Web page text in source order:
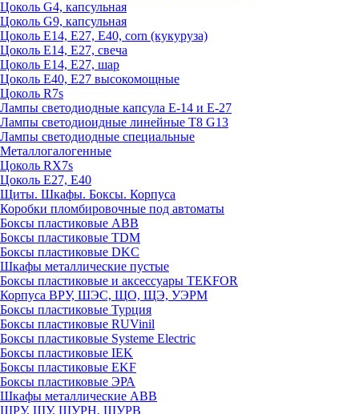
Цоколь G4, капсульная
Цоколь G9, капсульная
Цоколь Е14, Е27, Е40, corn (кукуруза)
Цоколь Е14, Е27, свеча
Цоколь Е14, Е27, шар
Цоколь Е40, Е27 высокомощные
Цоколь R7s
Лампы светодиодные капсула Е-14 и Е-27
Лампы светодиоидные линейные T8 G13
Лампы светодиодные специальные
Металлогалогенные
Цоколь RX7s
Цоколь Е27, E40
Щиты. Шкафы. Боксы. Корпуса
Коробки пломбировочные под автоматы
Боксы пластиковые ABB
Боксы пластиковые TDM
Боксы пластиковые DKC
Шкафы металлические пустые
Боксы пластиковые и аксессуары TEKFOR
Корпуса ВРУ, ШЭС, ЩО, ЩЭ, УЭРМ
Боксы пластиковые Турция
Боксы пластиковые RUVinil
Боксы пластиковые Systeme Electric
Боксы пластиковые IEK
Боксы пластиковые EKF
Боксы пластиковые ЭРА
Шкафы металлические ABB
ЩРУ, ЩУ, ЩУРН, ЩУРВ